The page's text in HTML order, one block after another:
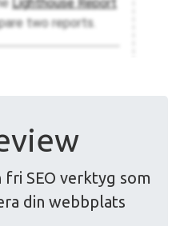
fri SEO verktyg som
din webbplats